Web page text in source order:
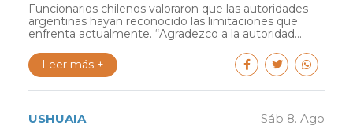
Funcionarios chilenos valoraron que las autoridades
argentinas hayan reconocido las limitaciones que
enfrenta actualmente. “Agradezco a la autoridad...
Leer más +
USHUAIA Sáb 8. Ago